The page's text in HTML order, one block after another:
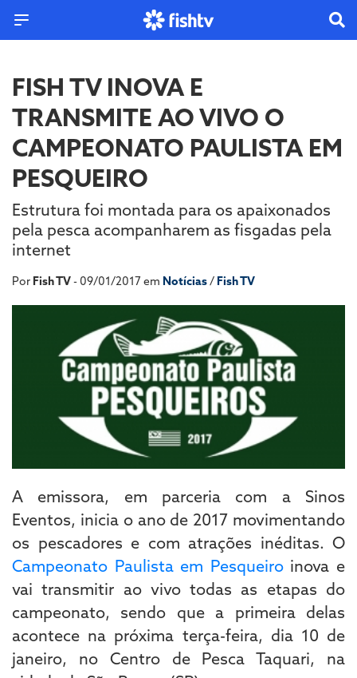
FISH TV INOVA E
TRANSMITE AO VIVO O
CAMPEONATO PAULISTA EM
PESQUEIRO
Estrutura foi montada para os apaixonados
pela pesca acompanharem as fisgadas pela
internet
Por Fish TV- 09/01/2017 em Notícias/ Fish TV
A emissora, em parceria com a Sinos
Eventos, inicia o ano de 2017 movimentando
os pescadores e com atrações inéditas. O
Campeonato Paulista em Pesqueiroinova e
vai transmitir ao vivo todas as etapas do
campeonato, sendo que a primeira delas
acontece na próxima terça-feira, dia 10 de
janeiro, no Centro de Pesca Taquari, na